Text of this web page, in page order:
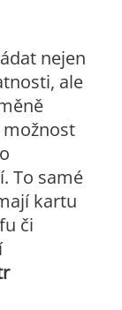
nejen
ale
možnost
To samé
kartu
či